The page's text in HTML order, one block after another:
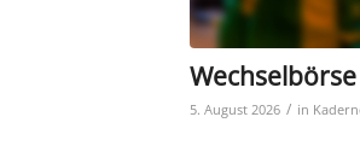
5. August 2026 / in